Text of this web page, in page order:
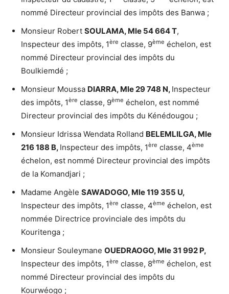
nommé Directeur provincial des impôts des Banwa ;
Monsieur Robert SOULAMA, Mle 54 664 T,
Inspecteur des impôts, 1ère classe, 9ème échelon, est
nommé Directeur provincial des impôts du
Boulkiemdé ;
Monsieur Moussa DIARRA, Mle 29 748 N, Inspecteur
des impôts, 1ère classe, 9ème échelon, est nommé
Directeur provincial des impôts du Kénédougou ;
Monsieur Idrissa Wendata Rolland BELEMLILGA, Mle
216 188 B, Inspecteur des impôts, 1ère classe, 4ème
échelon, est nommé Directeur provincial des impôts
de la Komandjari ;
Madame Angèle SAWADOGO, Mle 119 355 U,
Inspecteur des impôts, 1ère classe, 4ème échelon, est
nommée Directrice provinciale des impôts du
Kouritenga ;
Monsieur Souleymane OUEDRAOGO, Mle 31 992 P,
Inspecteur des impôts, 1ère classe, 8ème échelon, est
nommé Directeur provincial des impôts du
Kourwéogo ;